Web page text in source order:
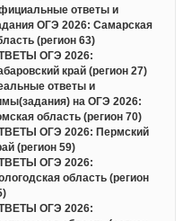
ответы и
ОГЭ 2026: Самарская
(регион 63)
ОГЭ 2026:
край (регион 27)
ответы и
на ОГЭ 2026:
область (регион 70)
ОГЭ 2026: Пермский
(регион 59)
ОГЭ 2026:
область (регион
ОГЭ 2026: